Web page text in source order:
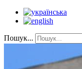
Пошук...